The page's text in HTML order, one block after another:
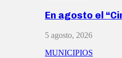
En agosto el
5 agosto, 2026
MUNICIPIOS